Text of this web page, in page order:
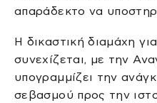
απαράδεκτο να
Η δικαστική διαμάχη
συνεχίζεται, με την
υπογραμμίζει την
σεβασμού προς την